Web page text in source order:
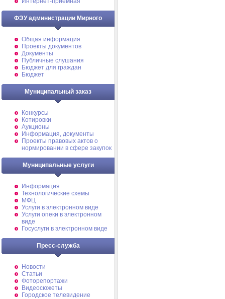
ФЭУ администрации Мирного
Общая информация
Проекты документов
Документы
Публичные слушания
Бюджет для граждан
Бюджет
Муниципальный заказ
Конкурсы
Котировки
Аукционы
Информация, документы
Проекты правовых актов о
нормировании в сфере закупок
Муниципальные услуги
Информация
Технологические схемы
МФЦ
Услуги в электронном виде
Услуги опеки в электронном
виде
Госуслуги в электронном виде
Пресс-служба
Новости
Статьи
Фоторепортажи
Видеосюжеты
Городское телевидение